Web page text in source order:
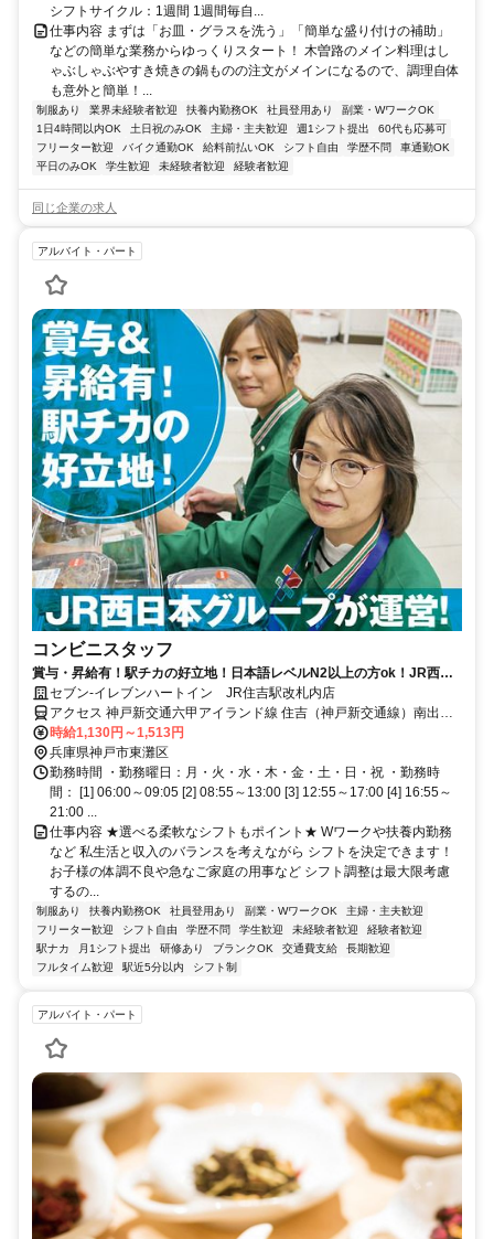
シフトサイクル：1週間 1週間毎自...
仕事内容 まずは「お皿・グラスを洗う」「簡単な盛り付けの補助」
などの簡単な業務からゆっくりスタート！ 木曽路のメイン料理はし
ゃぶしゃぶやすき焼きの鍋ものの注文がメインになるので、調理自体
も意外と簡単！...
制服あり 業界未経験者歓迎 扶養内勤務OK 社員登用あり
副業・WワークOK
1日4時間以内OK
土日祝のみOK 主婦・主夫歓迎 週1シフト提出
60代も応募可
フリーター歓迎
バイク通勤OK 給料前払いOK シフト自由 学歴不問
車通勤OK
平日のみOK
学生歓迎 未経験者歓迎 経験者歓迎
同じ企業の求人
アルバイト・パート
コンビニスタッフ
賞与・昇給有！駅チカの好立地！日本語レベルN2以上の方ok！JR西日
本グループ会社運営で安定度抜群！
セブン-イレブンハートイン JR住吉駅改札内店
アクセス 神戸新交通六甲アイランド線 住吉（神戸新交通線）南出口
徒歩約1分、ＪＲ東海道本線 住吉（東海道本線）南出口徒歩約1分、
阪神本線/阪神なんば線 住吉（阪神線）徒歩約12分 ＪＲ住吉駅構内
時給1,130円～1,513円
兵庫県神戸市東灘区
勤務時間 ・勤務曜日：月・火・水・木・金・土・日・祝 ・勤務時
間： [1] 06:00～09:05 [2] 08:55～13:00 [3] 12:55～17:00 [4] 16:55～
21:00 ...
仕事内容 ★選べる柔軟なシフトもポイント★ Wワークや扶養内勤務
など 私生活と収入のバランスを考えながら シフトを決定できます！
お子様の体調不良や急なご家庭の用事など シフト調整は最大限考慮
するの...
制服あり 扶養内勤務OK 社員登用あり 副業・WワークOK
主婦・主夫歓迎
フリーター歓迎
シフト自由 学歴不問 学生歓迎 未経験者歓迎
経験者歓迎
駅ナカ
月1シフト提出 研修あり ブランクOK 交通費支給
長期歓迎
フルタイム歓迎
駅近5分以内 シフト制
アルバイト・パート